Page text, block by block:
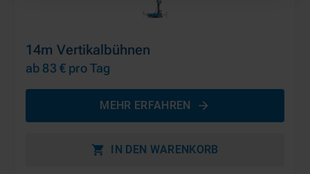
14m Vertikalbühnen
ab 83 € pro Tag
MEHR ERFAHREN
IN DEN WARENKORB